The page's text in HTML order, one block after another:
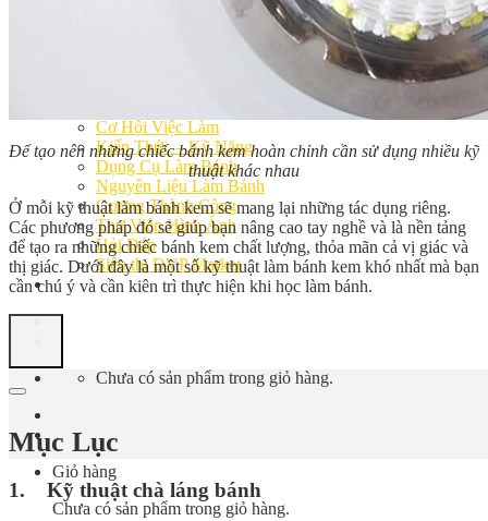
Cơ Hội Việc Làm
Kiến Thức – Kỹ Năng
Dụng Cụ Làm Bánh
Nguyên Liệu Làm Bánh
Gương Thành Công
Thư Viện Hình Ảnh
Hỏi Đáp
Siêu thị ĐVP Market
Việc Làm
Chưa có sản phẩm trong giỏ hàng.
Giỏ hàng
Chưa có sản phẩm trong giỏ hàng.
Để tạo nên những chiếc bánh kem hoàn chỉnh cần sử dụng nhiều kỹ
thuật khác nhau
Ở mỗi kỹ thuật làm bánh kem sẽ mang lại những tác dụng riêng.
Các phương pháp đó sẽ giúp bạn nâng cao tay nghề và là nền tảng
để tạo ra những chiếc bánh kem chất lượng, thỏa mãn cả vị giác và
thị giác. Dưới đây là một số kỹ thuật làm bánh kem khó nhất mà bạn
cần chú ý và cần kiên trì thực hiện khi học làm bánh.
Mục Lục
1. Kỹ thuật chà láng bánh